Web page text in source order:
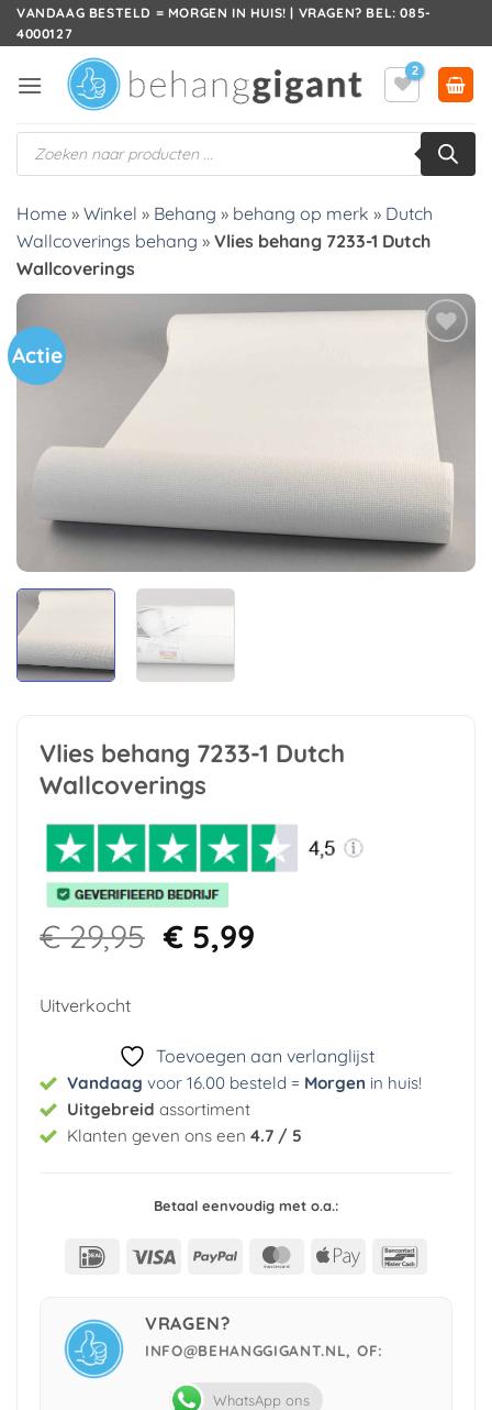
Ga
naar
VANDAAG BESTELD = MORGEN IN HUIS! | VRAGEN? BEL: 085-
4000127
Producten
zoeken
Home » Winkel » Behang » behang op merk » Dutch
Wallcoverings behang » Vlies behang 7233-1 Dutch
Wallcoverings
Actie
Toevoegen
aan
verlanglijst
Vlies behang 7233-1 Dutch
Wallcoverings
€29,95 Oorspronkelijke
prijs
€5,99Huidige
Uitverkocht
Toevoegen aan verlanglijst
Vandaag voor 16.00 besteld = Morgen in huis!
Uitgebreid assortiment
Klanten geven ons een 4.7 / 5
Betaal eenvoudig met o.a.:
IDeal Visa PayPal MasterCard
Apple
VRAGEN?
INFO@BEHANGGIGANT.NL, OF:
WhatsApp ons